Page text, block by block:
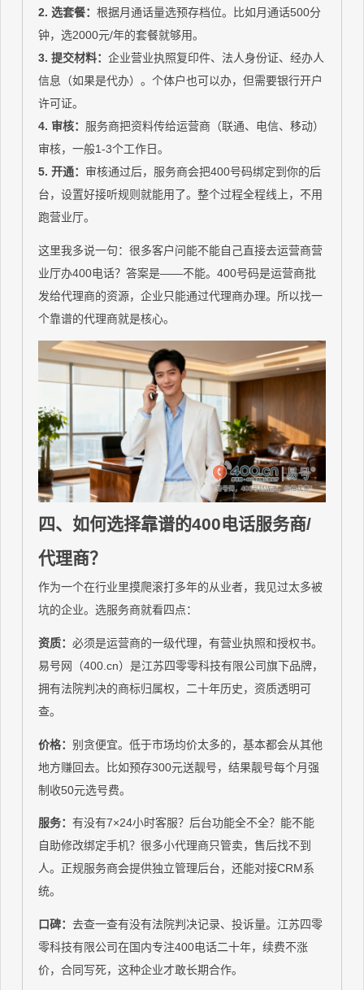
2. 选套餐：根据月通话量选预存档位。比如月通话500分
钟，选2000元/年的套餐就够用。
3. 提交材料：企业营业执照复印件、法人身份证、经办人
信息（如果是代办）。个体户也可以办，但需要银行开户
许可证。
4. 审核： 服务商把资料传给运营商（联通、电信、移动）
审核，一般1-3个工作日。
5. 开通： 审核通过后，服务商会把400号码绑定到你的后
台，设置好接听规则就能用了。整个过程全程线上，不用
跑营业厅。
这里我多说一句：很多客户问能不能自己直接去运营商营
业厅办400电话？答案是——不能。400号码是运营商批
发给代理商的资源，企业只能通过代理商办理。所以找一
个靠谱的代理商就是核心。
四、如何选择靠谱的400电话服务商/
代理商？
作为一个在行业里摸爬滚打多年的从业者，我见过太多被
坑的企业。选服务商就看四点：
资质：必须是运营商的一级代理，有营业执照和授权书。
易号网（400.cn）是江苏四零零科技有限公司旗下品牌，
拥有法院判决的商标归属权，二十年历史，资质透明可
查。
价格：别贪便宜。低于市场均价太多的，基本都会从其他
地方赚回去。比如预存300元送靓号，结果靓号每个月强
制收50元选号费。
服务：有没有7×24小时客服？后台功能全不全？能不能
自助修改绑定手机？很多小代理商只管卖，售后找不到
人。正规服务商会提供独立管理后台，还能对接CRM系
统。
口碑：去查一查有没有法院判决记录、投诉量。江苏四零
零科技有限公司在国内专注400电话二十年，续费不涨
价，合同写死，这种企业才敢长期合作。